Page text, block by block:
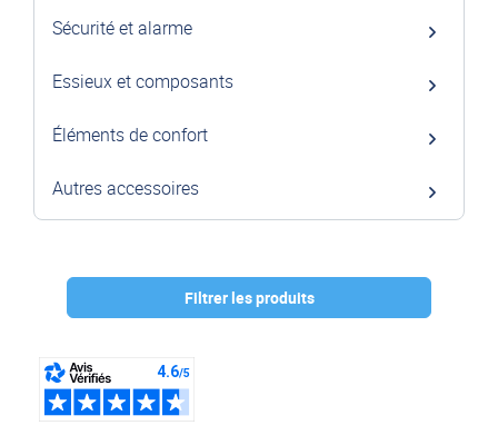
Filtrer les produits
SMV (1)
Sécurité et alarme
Essieux et composants
Éléments de confort
Autres accessoires